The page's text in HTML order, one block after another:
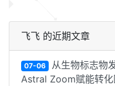
飞飞 的近期文章
07-06 从生物标志物
Astral Zoom赋能转化